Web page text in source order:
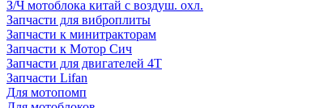
З/Ч мотоблока китай с воздуш. охл.
Запчасти для виброплиты
Запчасти к минитракторам
Запчасти к Мотор Сич
Запчасти для двигателей 4Т
Запчасти Lifan
Для мотопомп